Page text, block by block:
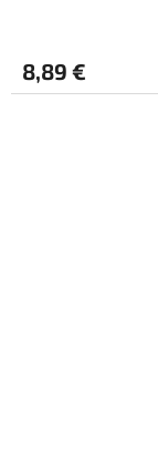
8,89 €